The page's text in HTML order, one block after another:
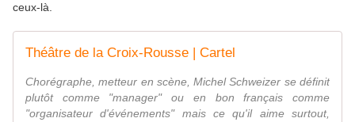
ceux-là.
Théâtre de la Croix-Rousse | Cartel
Chorégraphe, metteur en scène, Michel Schweizer se définit
plutôt comme "manager" ou en bon français comme
"organisateur d'événements" mais ce qu'il aime surtout,